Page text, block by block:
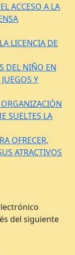
ACCESO A LA
LICENCIA DE
DEL NIÑO EN
Y
SUELTES LA
OFRECER,
ATRACTIVOS
del siguiente